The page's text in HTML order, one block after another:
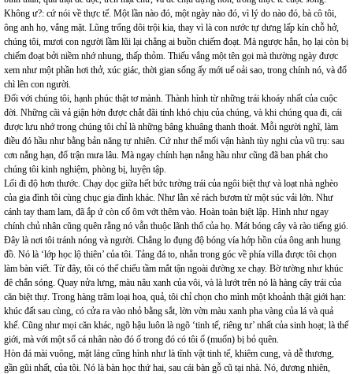
Không ư?: cứ nói về thực tế. Một lần nào đó, một ngày nào đó, vì lý do nào đó, bà cô tôi,
ông anh họ, vắng mặt. Lũng trống dôi trội kia, thay vì là con nước tự dưng lấp kín chỗ hở,
chúng tôi, mươi con người lầm lũi lại chẳng ai buồn chiếm đoạt. Mà ngược hẳn, họ lại còn bị
chiếm đoạt bởi niềm nhớ nhung, thấp thỏm. Thiếu vắng một tên gọi mà thường ngày được
xem như một phần hơi thở, xúc giác, thời gian sống ấy mới uể oải sao, trong chính nó, và đổ
chì lên con người.
Đối với chúng tôi, hạnh phúc thật tơ mành. Thành hình từ những trái khoáy nhất của cuộc
đời. Những cãi vả giận hờn được chắt đãi tính khó chịu của chúng, và khi chúng qua đi, cái
được lưu nhớ trong chúng tôi chỉ là những bâng khuâng thanh thoát. Mỗi người nghĩ, làm
điều đó hầu như bằng bản năng tự nhiên. Cứ như thể mối vận hành tùy nghi của vũ trụ: sau
cơn nắng hạn, đổ trận mưa lâu. Mà ngay chính hạn nắng hầu như cũng đã ban phát cho
chúng tôi kinh nghiệm, phòng bị, luyện tập.
Lối đi độ hơn thước. Chạy dọc giữa hết bức tường trái của ngôi biệt thự và loạt nhà nghèo
của gia đình tôi cùng chục gia đình khác. Như lằn xẻ rách bươm từ một súc vải lớn. Như
cánh tay tham lam, đã ắp ứ còn cố ôm vớt thêm vào. Hoàn toàn biệt lập. Hình như ngay
chính chủ nhân cũng quên rằng nó vẫn thuộc lãnh thổ của họ. Mát bóng cây và rào tiếng gió.
Đây là nơi tôi tránh nóng và người. Chẳng lo đụng độ bóng vía hớp hồn của ông anh hung
đồ. Nó là ‘lớp học lộ thiên’ của tôi. Tảng đá to, nhẵn trong góc về phía villa được tôi chọn
làm bàn viết. Từ đây, tôi có thể chiếu tầm mắt tận ngoài đường xe chạy. Bờ tường như khúc
đê chắn sóng. Quay nửa lưng, màu nâu xanh của vôi, và là lướt trên nó là hàng cây trái của
căn biệt thự. Trong hàng trăm loại hoa, quả, tôi chỉ chọn cho mình một khoảnh thật giới hạn:
khúc đất sau cùng, có cửa ra vào nhỏ bằng sắt, lờn vờn màu xanh pha vàng của lá và quả
khế. Cũng như mọi căn khác, ngõ hậu luôn là ngõ ‘tinh tế, riêng tư’ nhất của sinh hoạt; là thế
giới, mà với một số cá nhân nào đó ố trong đó có tôi ố (muốn) bị bỏ quên.
Hòn đá mài vuông, mặt láng cũng hình như là tĩnh vật tinh tế, khiêm cung, và dễ thương,
gần gũi nhất, của tôi. Nó là bàn học thứ hai, sau cái bàn gỗ cũ tại nhà. Nó, đương nhiên,